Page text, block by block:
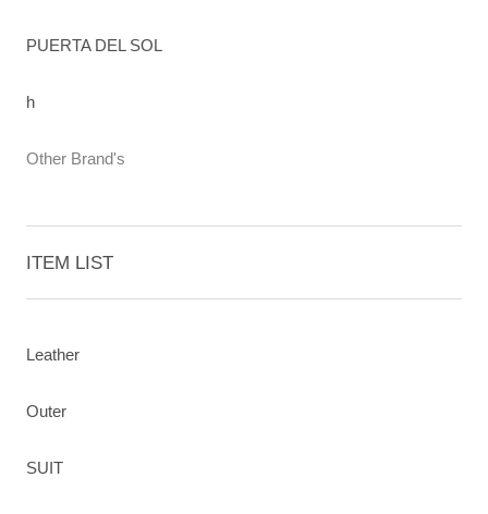
PUERTA DEL SOL
h
Other Brand's
ITEM LIST
Leather
Outer
SUIT